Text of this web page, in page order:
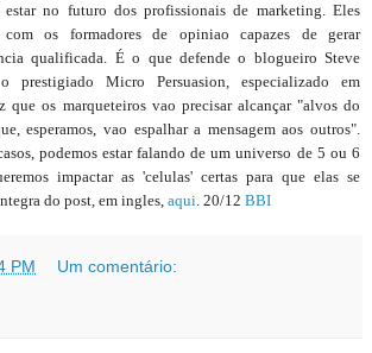
no futuro dos profissionais de marketing. Eles
com os formadores de opiniao capazes de gerar
qualificada. É o que defende o blogueiro Steve
prestigiado Micro Persuasion, especializado em
que os marqueteiros vao precisar alcançar "alvos do
esperamos, vao espalhar a mensagem aos outros".
podemos estar falando de um universo de 5 ou 6
impactar as 'celulas' certas para que elas se
do post, em ingles, aqui. 20/12 BBI
PM Um comentário: